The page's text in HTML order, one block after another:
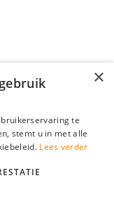
×
te
stemt u in met alle
Lees verder